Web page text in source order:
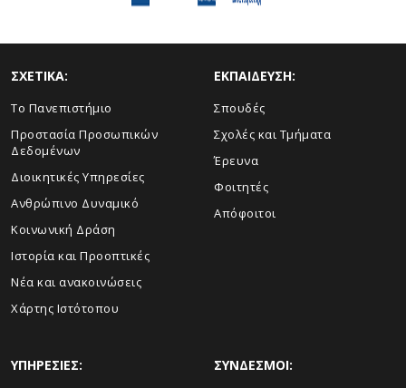
ΣΧΕΤΙΚΑ:
Το Πανεπιστήμιο
Προστασία Προσωπικών
Δεδομένων
Διοικητικές Υπηρεσίες
Ανθρώπινο Δυναμικό
Κοινωνική Δράση
Ιστορία και Προοπτικές
Νέα και ανακοινώσεις
Χάρτης Ιστότοπου
ΕΚΠΑΙΔΕΥΣΗ:
Σπουδές
Σχολές και Τμήματα
Έρευνα
Φοιτητές
Απόφοιτοι
ΥΠΗΡΕΣΙΕΣ: ΣΥΝΔΕΣΜΟΙ: